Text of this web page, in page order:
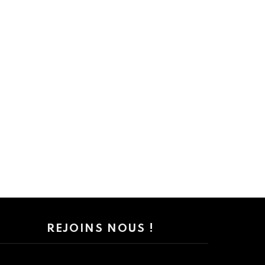
REJOINS NOUS !